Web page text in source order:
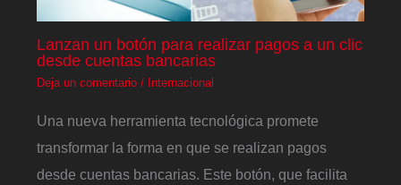
Lanzan un botón para realizar pagos a un clic
desde cuentas bancarias
Deja un comentario / Internacional
Una nueva herramienta tecnológica promete
transformar la forma en que se realizan pagos
desde cuentas bancarias. Este botón, que facilita